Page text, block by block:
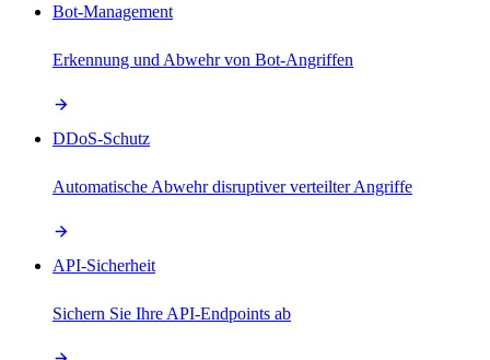
Bot-Management
Erkennung und Abwehr von Bot-Angriffen
DDoS-Schutz
Automatische Abwehr disruptiver verteilter Angriffe
API-Sicherheit
Sichern Sie Ihre API-Endpoints ab